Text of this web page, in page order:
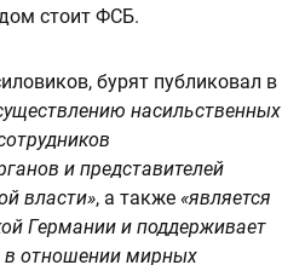
стоит ФСБ.
бурят публиковал в
насильственных
и представителей
власти», а также «является
Германии и поддерживает
в отношении мирных